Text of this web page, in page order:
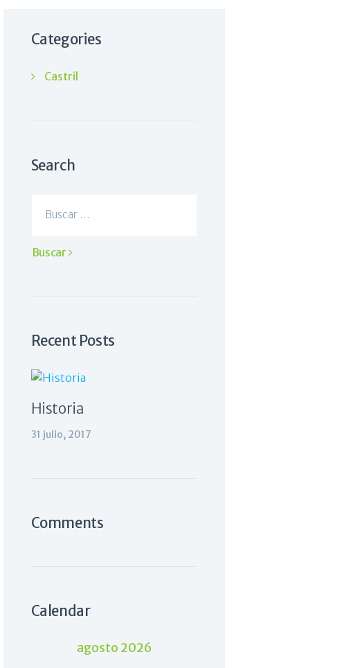
Categories
Castril
Search
Recent Posts
Historia
31 julio, 2017
Comments
Calendar
agosto 2026